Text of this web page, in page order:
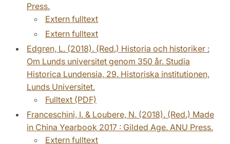
Press.
Extern fulltext
Extern fulltext
Edgren, L. (2018). (Red.) Historia och historiker :
Om Lunds universitet genom 350 år. Studia
Historica Lundensia, 29. Historiska institutionen,
Lunds Universitet.
Fulltext (PDF)
Franceschini, I. & Loubere, N. (2018). (Red.) Made
in China Yearbook 2017 : Gilded Age. ANU Press.
Extern fulltext